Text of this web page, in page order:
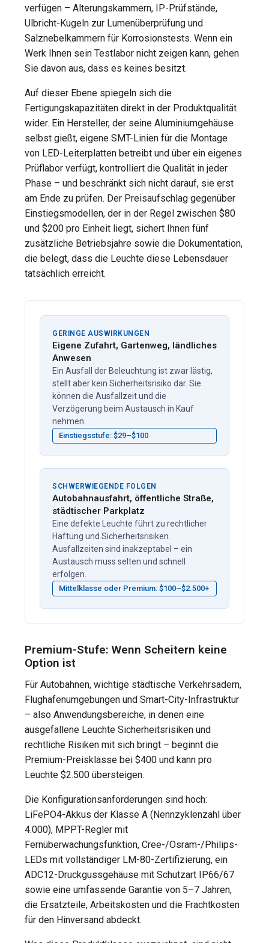
verfügen – Alterungskammern, IP-Prüfstände,
Ulbricht-Kugeln zur Lumenüberprüfung und
Salznebelkammern für Korrosionstests. Wenn ein
Werk Ihnen sein Testlabor nicht zeigen kann, gehen
Sie davon aus, dass es keines besitzt.
Auf dieser Ebene spiegeln sich die
Fertigungskapazitäten direkt in der Produktqualität
wider. Ein Hersteller, der seine Aluminiumgehäuse
selbst gießt, eigene SMT-Linien für die Montage
von LED-Leiterplatten betreibt und über ein eigenes
Prüflabor verfügt, kontrolliert die Qualität in jeder
Phase – und beschränkt sich nicht darauf, sie erst
am Ende zu prüfen. Der Preisaufschlag gegenüber
Einstiegsmodellen, der in der Regel zwischen $80
und $200 pro Einheit liegt, sichert Ihnen fünf
zusätzliche Betriebsjahre sowie die Dokumentation,
die belegt, dass die Leuchte diese Lebensdauer
tatsächlich erreicht.
GERINGE AUSWIRKUNGEN
Eigene Zufahrt, Gartenweg, ländliches
Anwesen
Ein Ausfall der Beleuchtung ist zwar lästig,
stellt aber kein Sicherheitsrisiko dar. Sie
können die Ausfallzeit und die
Verzögerung beim Austausch in Kauf
nehmen.
Einstiegsstufe: $29–$100
SCHWERWIEGENDE FOLGEN
Autobahnausfahrt, öffentliche Straße,
städtischer Parkplatz
Eine defekte Leuchte führt zu rechtlicher
Haftung und Sicherheitsrisiken.
Ausfallzeiten sind inakzeptabel – ein
Austausch muss selten und schnell
erfolgen.
Mittelklasse oder Premium: $100–$2.500+
Premium-Stufe: Wenn Scheitern keine
Option ist
Für Autobahnen, wichtige städtische Verkehrsadern,
Flughafenumgebungen und Smart-City-Infrastruktur
– also Anwendungsbereiche, in denen eine
ausgefallene Leuchte Sicherheitsrisiken und
rechtliche Risiken mit sich bringt – beginnt die
Premium-Preisklasse bei $400 und kann pro
Leuchte $2.500 übersteigen.
Die Konfigurationsanforderungen sind hoch:
LiFePO4-Akkus der Klasse A (Nennzyklenzahl über
4.000), MPPT-Regler mit
Fernüberwachungsfunktion, Cree-/Osram-/Philips-
LEDs mit vollständiger LM-80-Zertifizierung, ein
ADC12-Druckgussgehäuse mit Schutzart IP66/67
sowie eine umfassende Garantie von 5–7 Jahren,
die Ersatzteile, Arbeitskosten und die Frachtkosten
für den Hinversand abdeckt.